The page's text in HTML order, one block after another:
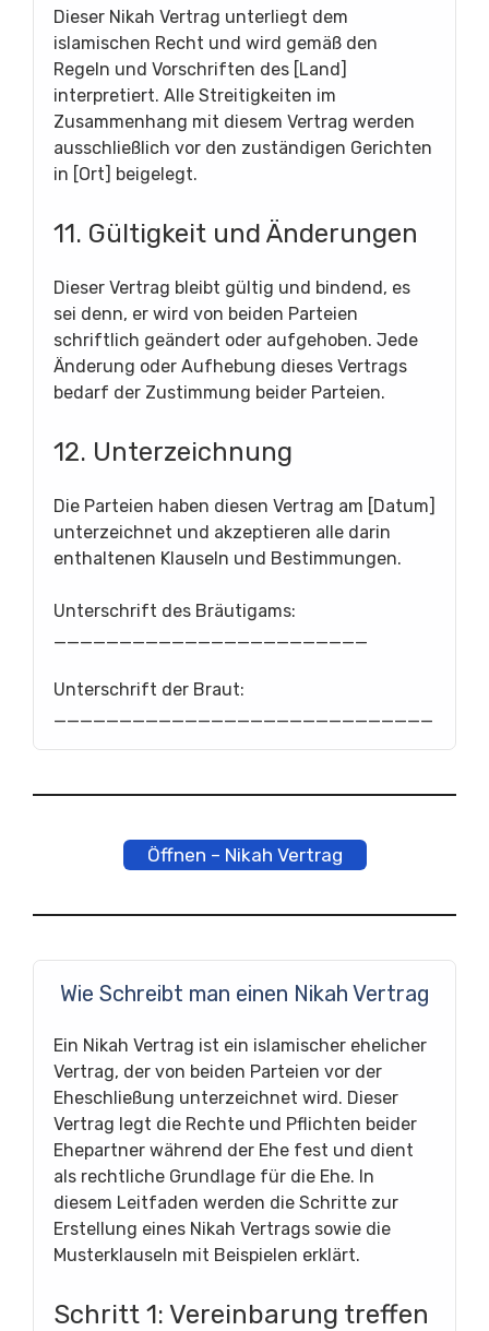
Dieser Nikah Vertrag unterliegt dem
islamischen Recht und wird gemäß den
Regeln und Vorschriften des [Land]
interpretiert. Alle Streitigkeiten im
Zusammenhang mit diesem Vertrag werden
ausschließlich vor den zuständigen Gerichten
in [Ort] beigelegt.
11. Gültigkeit und Änderungen
Dieser Vertrag bleibt gültig und bindend, es
sei denn, er wird von beiden Parteien
schriftlich geändert oder aufgehoben. Jede
Änderung oder Aufhebung dieses Vertrags
bedarf der Zustimmung beider Parteien.
12. Unterzeichnung
Die Parteien haben diesen Vertrag am [Datum]
unterzeichnet und akzeptieren alle darin
enthaltenen Klauseln und Bestimmungen.
Unterschrift des Bräutigams:
Unterschrift der Braut:
Öffnen – Nikah Vertrag
Wie Schreibt man einen Nikah Vertrag
Ein Nikah Vertrag ist ein islamischer ehelicher
Vertrag, der von beiden Parteien vor der
Eheschließung unterzeichnet wird. Dieser
Vertrag legt die Rechte und Pflichten beider
Ehepartner während der Ehe fest und dient
als rechtliche Grundlage für die Ehe. In
diesem Leitfaden werden die Schritte zur
Erstellung eines Nikah Vertrags sowie die
Musterklauseln mit Beispielen erklärt.
Schritt 1: Vereinbarung treffen